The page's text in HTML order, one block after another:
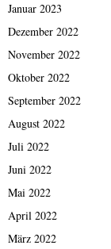
Januar 2023
Dezember 2022
November 2022
Oktober 2022
September 2022
August 2022
Juli 2022
Juni 2022
Mai 2022
April 2022
März 2022